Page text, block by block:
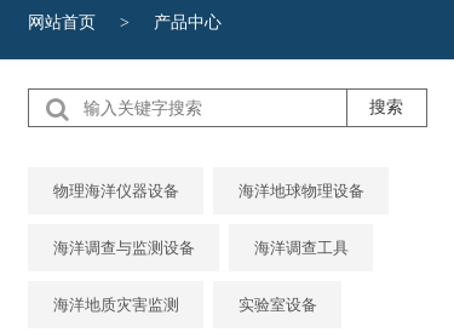
联系
网站首页 > 产品中心
物理海洋仪器设备 海洋地球物理设备
海洋调查与监测设备 海洋调查工具
海洋地质灾害监测 实验室设备
搜索